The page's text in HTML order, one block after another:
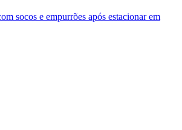
socos e empurrões após estacionar em